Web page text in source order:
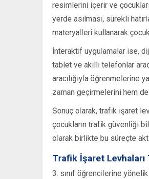
resimlerini içerir ve
yerde asılması, sürekli
materyalleri kullanarak
İnteraktif uygulamalar ise,
tablet ve akıllı telefonlar
aracılığıyla öğrenmelerine
zaman geçirmelerini hem
Sonuç olarak, trafik işaret
çocukların trafik güvenliği
olarak birlikte bu süreçte
Trafik İşaret Levhaları
3. sınıf öğrencilerine